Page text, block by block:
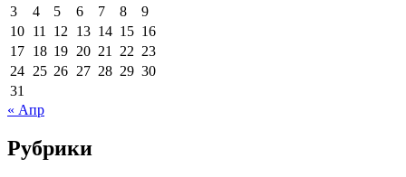
3
4 5 6 7 8
9
10 11 12 13 14 15 16
17 18 19 20 21 22 23
24 25 26 27 28 29 30
31
« Апр
Рубрики